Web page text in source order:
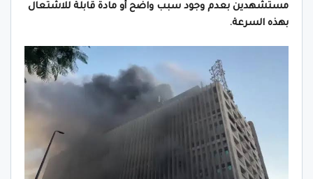
مستشهدين بعدم وجود سبب واضح أو مادة قابلة للاشتعال
بهذه السرعة.